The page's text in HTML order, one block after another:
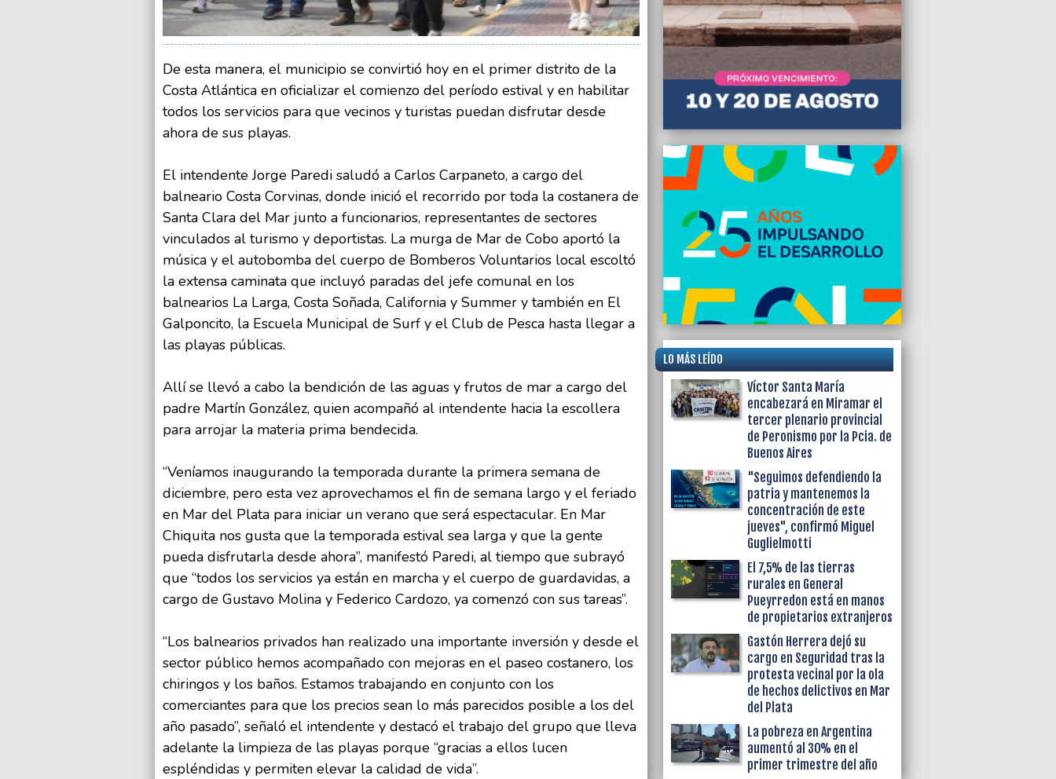
De esta manera, el municipio se convirtió hoy en el primer distrito de la
Costa Atlántica en oficializar el comienzo del período estival y en habilitar
todos los servicios para que vecinos y turistas puedan disfrutar desde
ahora de sus playas.
El intendente Jorge Paredi saludó a Carlos Carpaneto, a cargo del
balneario Costa Corvinas, donde inició el recorrido por toda la costanera de
Santa Clara del Mar junto a funcionarios, representantes de sectores
vinculados al turismo y deportistas. La murga de Mar de Cobo aportó la
música y el autobomba del cuerpo de Bomberos Voluntarios local escoltó
la extensa caminata que incluyó paradas del jefe comunal en los
balnearios La Larga, Costa Soñada, California y Summer y también en El
Galponcito, la Escuela Municipal de Surf y el Club de Pesca hasta llegar a
las playas públicas.
Allí se llevó a cabo la bendición de las aguas y frutos de mar a cargo del
padre Martín González, quien acompañó al intendente hacia la escollera
para arrojar la materia prima bendecida.
“Veníamos inaugurando la temporada durante la primera semana de
diciembre, pero esta vez aprovechamos el fin de semana largo y el feriado
en Mar del Plata para iniciar un verano que será espectacular. En Mar
Chiquita nos gusta que la temporada estival sea larga y que la gente
pueda disfrutarla desde ahora”, manifestó Paredi, al tiempo que subrayó
que “todos los servicios ya están en marcha y el cuerpo de guardavidas, a
cargo de Gustavo Molina y Federico Cardozo, ya comenzó con sus tareas”.
“Los balnearios privados han realizado una importante inversión y desde el
sector público hemos acompañado con mejoras en el paseo costanero, los
chiringos y los baños. Estamos trabajando en conjunto con los
comerciantes para que los precios sean lo más parecidos posible a los del
año pasado”, señaló el intendente y destacó el trabajo del grupo que lleva
adelante la limpieza de las playas porque “gracias a ellos lucen
espléndidas y permiten elevar la calidad de vida”.
LO MÁS LEÍDO
Víctor Santa María
encabezará en Miramar el
tercer plenario provincial
de Peronismo por la Pcia. de
Buenos Aires
"Seguimos defendiendo la
patria y mantenemos la
concentración de este
jueves", confirmó Miguel
Guglielmotti
El 7,5% de las tierras
rurales en General
Pueyrredon está en manos
de propietarios extranjeros
Gastón Herrera dejó su
cargo en Seguridad tras la
protesta vecinal por la ola
de hechos delictivos en Mar
del Plata
La pobreza en Argentina
aumentó al 30% en el
primer trimestre del año